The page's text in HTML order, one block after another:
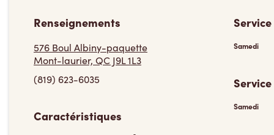
Renseignements
576 Boul Albiny-paquette
Mont-laurier, QC J9L 1L3
(819) 623-6035
Caractéristiques
Samedi
Samedi